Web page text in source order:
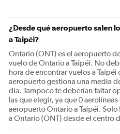
Y
axis
displaying
Number
of
flights.
Range:
0
to
9.
¿Desde qué aeropuerto salen
a Taipéi?
Ontario (ONT) es el aeropuerto
vuelo de Ontario a Taipéi. No
hora de encontrar vuelos a
aeropuerto gestiona una media
día. Tampoco te deberían faltar
las que elegir, ya que 0
aeropuerto Ontario a Taipéi.
a Ontario (ONT) desde el centro